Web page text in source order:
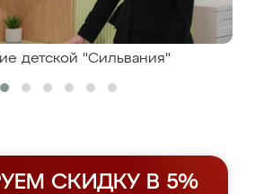
детской "Сильвания"
СКИДКУ В 5%